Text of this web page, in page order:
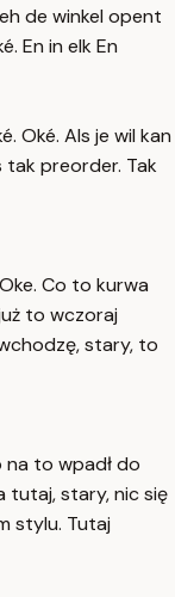
de winkel opent
En in elk En
Oké. Als je wil kan
tak preorder. Tak
Co to kurwa
to wczoraj
stary, to
to wpadł do
tutaj, stary, nic się
stylu. Tutaj